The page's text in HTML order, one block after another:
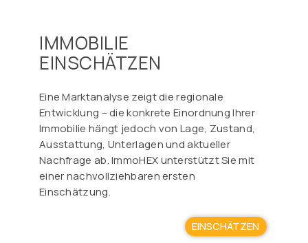
IMMOBILIE
EINSCHÄTZEN
Eine Marktanalyse zeigt die regionale
Entwicklung – die konkrete Einordnung Ihrer
Immobilie hängt jedoch von Lage, Zustand,
Ausstattung, Unterlagen und aktueller
Nachfrage ab. ImmoHEX unterstützt Sie mit
einer nachvollziehbaren ersten
Einschätzung.
EINSCHÄTZEN